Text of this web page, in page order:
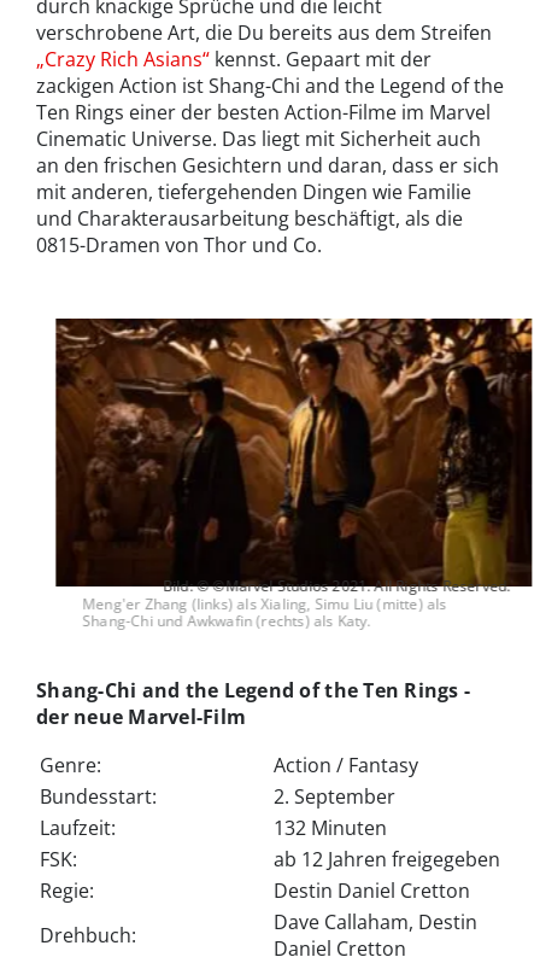
durch knackige Sprüche und die leicht
verschrobene Art, die Du bereits aus dem Streifen
„Crazy Rich Asians“ kennst. Gepaart mit der
zackigen Action ist Shang-Chi and the Legend of the
Ten Rings einer der besten Action-Filme im Marvel
Cinematic Universe. Das liegt mit Sicherheit auch
an den frischen Gesichtern und daran, dass er sich
mit anderen, tiefergehenden Dingen wie Familie
und Charakterausarbeitung beschäftigt, als die
0815-Dramen von Thor und Co.
Meng'er Zhang (links) als Xialing, Simu Liu (mitte) als
Shang-Chi und Awkwafin (rechts) als Katy.
Bild: © ©Marvel Studios 2021. All Rights Reserved.
Shang-Chi and the Legend of the Ten Rings -
der neue Marvel-Film
Genre:
Action / Fantasy
Bundesstart:
2. September
Laufzeit:
132 Minuten
FSK:
ab 12 Jahren freigegeben
Regie:
Destin Daniel Cretton
Drehbuch:
Dave Callaham, Destin
Daniel Cretton